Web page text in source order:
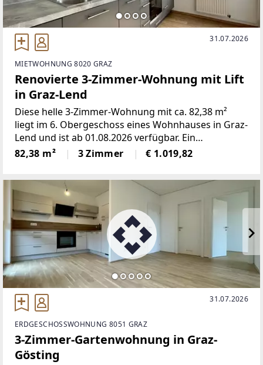
31.07.2026
MIETWOHNUNG 8020 GRAZ
Renovierte 3-Zimmer-Wohnung mit Lift
in Graz-Lend
Diese helle 3-Zimmer-Wohnung mit ca. 82,38 m²
liegt im 6. Obergeschoss eines Wohnhauses in Graz-
Lend und ist ab 01.08.2026 verfügbar. Ein
Personenlift ermöglicht den bequemen
Zugang.Vom Vorraum sind alle drei Zimmer
82,38 m² 3 Zimmer € 1.019,82
31.07.2026
ERDGESCHOSSWOHNUNG 8051 GRAZ
3-Zimmer-Gartenwohnung in Graz-
Gösting